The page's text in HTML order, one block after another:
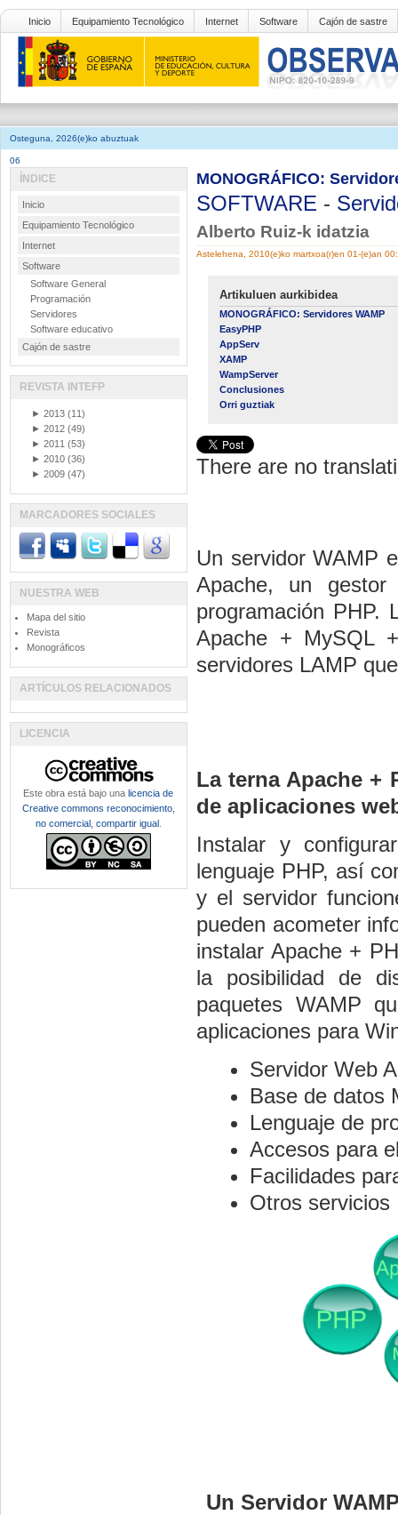
Inicio Equipamiento Tecnológico Internet Software Cajón de sastre
Osteguna, 2026(e)ko abuztuak
06
MONOGRÁFICO:
SOFTWARE -
Alberto Ruiz-k idatzia
Astelehena, 2010(e)ko martxoa(r)en 01-(e)an
Artikuluen aurkibidea
MONOGRÁFICO: Servidores WAMP
EasyPHP
AppServ
XAMP
WampServer
Conclusiones
Orri guztiak
There are no
Un servidor WAMP
Apache, un
programación PHP.
Apache + MySQL
servidores LAMP
La terna Apache +
de aplicaciones
Instalar y
lenguaje PHP, así
y el servidor
pueden acometer
instalar Apache +
la posibilidad de
paquetes WAMP
aplicaciones para
Servidor Web
Base de datos
Lenguaje de
Accesos para
Facilidades
Otros servicios
Un Servidor
ÍNDICE
Inicio
Equipamiento Tecnológico
Internet
Software
Software General
Programación
Servidores
Software educativo
Cajón de sastre
REVISTA INTEFP
► 2013 (11)
► 2012 (49)
► 2011 (53)
► 2010 (36)
► 2009 (47)
MARCADORES SOCIALES
NUESTRA WEB
Mapa del sitio
Revista
Monográficos
ARTÍCULOS RELACIONADOS
LICENCIA
Este obra está bajo unalicencia de
Creative commons reconocimiento,
no comercial, compartir igual